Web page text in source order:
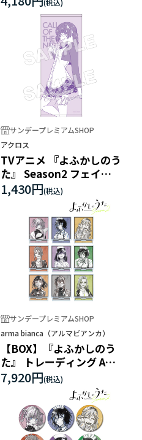
ナA
サンデープレミアムSHOP
アクロス
TVアニメ 『よふかしのう
た』 Season2 フェイス
タオル ナズナA
1,430円
サンデープレミアムSHOP
arma bianca（アルマビアンカ）
【BOX】『よふかしのう
た』 トレーディング Ani-
Art BLACK LABEL アクリ
ルスタンド
7,920円